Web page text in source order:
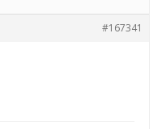
#167341